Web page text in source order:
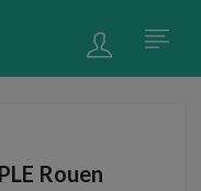
Rouen